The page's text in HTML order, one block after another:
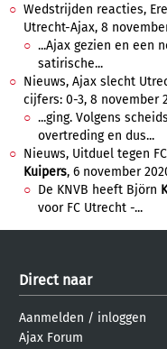
Wedstrijden reacties,
Utrecht-Ajax, 8
...Ajax gezien en een
satirische...
Nieuws, Ajax slecht
cijfers: 0-3, 8 november
...ging. Volgens
overtreding en dus...
Nieuws, Uitduel tegen
Kuipers, 6 november
De KNVB heeft Björn
voor FC Utrecht -...
Direct naar
Aanmelden / inloggen
Ajax Forum